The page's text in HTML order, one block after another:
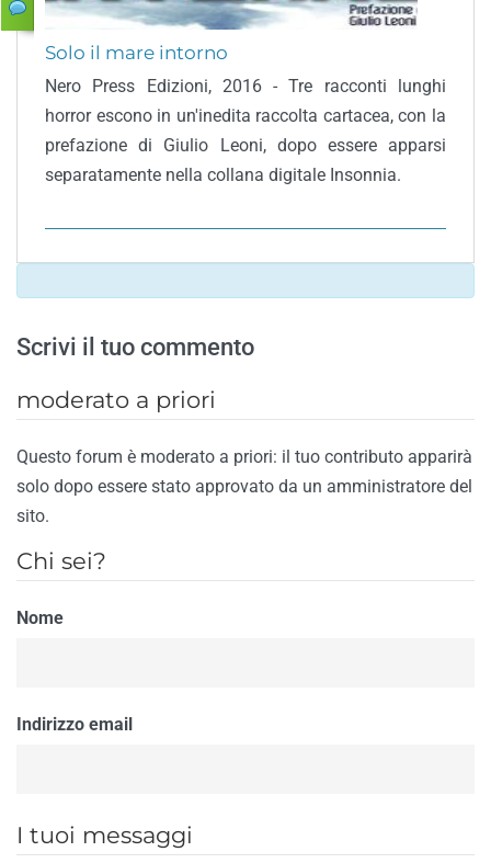
Solo il mare intorno
Nero Press Edizioni, 2016 - Tre racconti lunghi
horror escono in un'inedita raccolta cartacea, con la
prefazione di Giulio Leoni, dopo essere apparsi
separatamente nella collana digitale Insonnia.
Scrivi il tuo commento
moderato a priori
Questo forum è moderato a priori: il tuo contributo apparirà
solo dopo essere stato approvato da un amministratore del
sito.
Chi sei?
Nome
Indirizzo email
I tuoi messaggi